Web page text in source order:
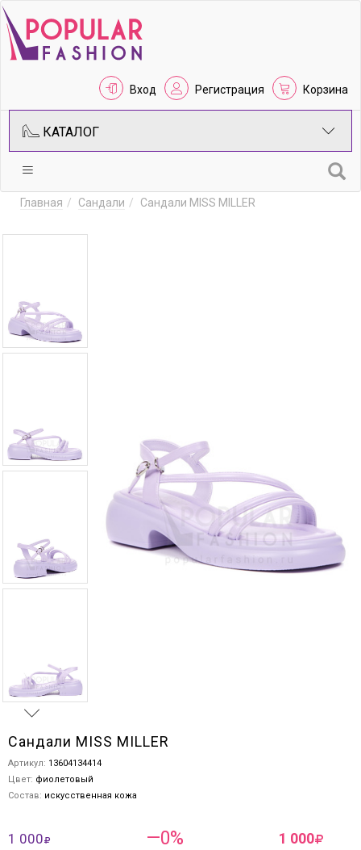
Вход Регистрация Корзина
КАТАЛОГ
Главная Сандали Сандали MISS MILLER
Сандали MISS MILLER
Артикул: 13604134414
Цвет: фиолетовый
Состав: искусственная кожа
1 000 —0% 1 000